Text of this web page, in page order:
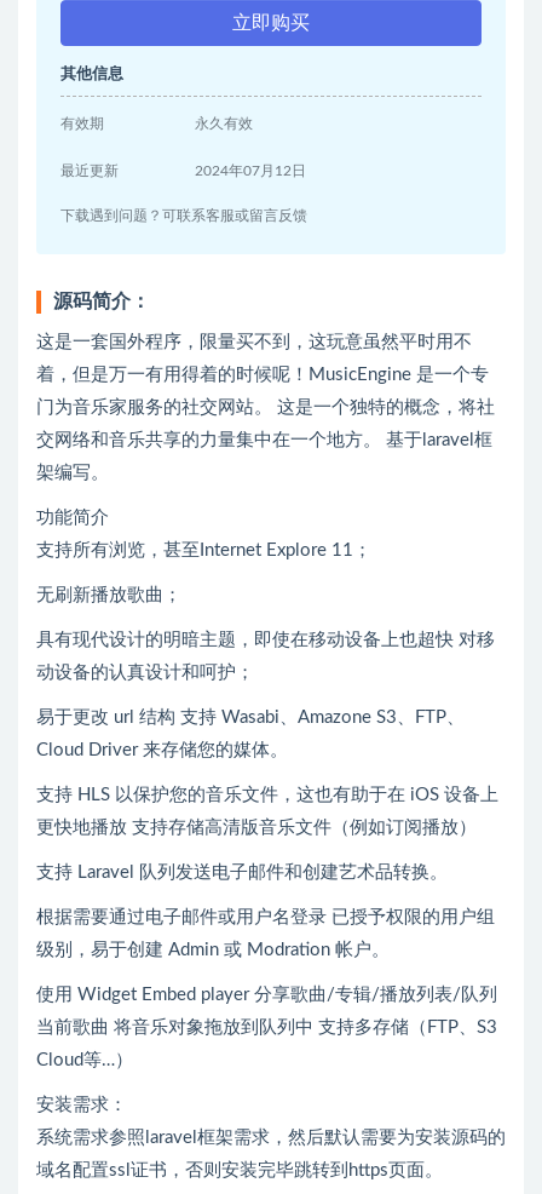
立即购买
其他信息
有效期 永久有效
最近更新 2024年07月12日
下载遇到问题？可联系客服或留言反馈
源码简介：
这是一套国外程序，限量买不到，这玩意虽然平时用不
着，但是万一有用得着的时候呢！MusicEngine 是一个专
门为音乐家服务的社交网站。 这是一个独特的概念，将社
交网络和音乐共享的力量集中在一个地方。 基于laravel框
架编写。
功能简介
支持所有浏览，甚至Internet Explore 11；
无刷新播放歌曲；
具有现代设计的明暗主题，即使在移动设备上也超快 对移
动设备的认真设计和呵护；
易于更改 url 结构 支持 Wasabi、Amazone S3、FTP、
Cloud Driver 来存储您的媒体。
支持 HLS 以保护您的音乐文件，这也有助于在 iOS 设备上
更快地播放 支持存储高清版音乐文件（例如订阅播放）
支持 Laravel 队列发送电子邮件和创建艺术品转换。
根据需要通过电子邮件或用户名登录 已授予权限的用户组
级别，易于创建 Admin 或 Modration 帐户。
使用 Widget Embed player 分享歌曲/专辑/播放列表/队列
当前歌曲 将音乐对象拖放到队列中 支持多存储（FTP、S3
Cloud等…）
安装需求：
系统需求参照laravel框架需求，然后默认需要为安装源码的
域名配置ssl证书，否则安装完毕跳转到https页面。